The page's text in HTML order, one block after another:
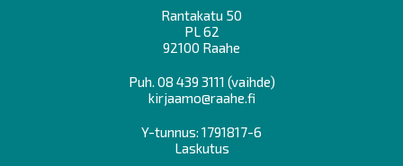
Rantakatu 50
PL 62
92100 Raahe
Puh. 08 439 3111 (vaihde)
kirjaamo@raahe.fi
Y-tunnus: 1791817-6
Laskutus